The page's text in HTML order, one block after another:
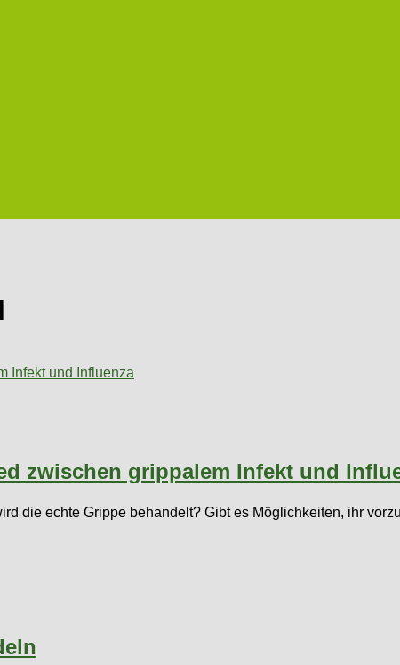
zwischen grippalem Infekt und
die echte Grippe behandelt? Gibt es Möglichkeiten, ihr